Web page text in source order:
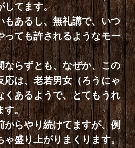
してます。
もあるし、無礼講で、いつ
っても許されるようなモー
ならずとも、なぜか、この
応は、老若男女（ろうにゃ
くあるようで、とてもうれ
す。
からやり続けてますが、例
ゃ盛り上がりまくります。